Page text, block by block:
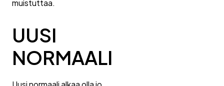
muistuttaa.
UUSI
NORMAALI